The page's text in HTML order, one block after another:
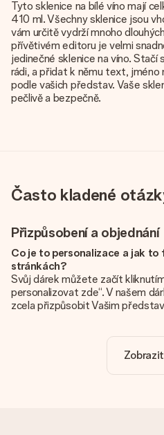
Tyto sklenice na bílé víno mají
410 ml. Všechny sklenice jsou
vám určitě vydrží mnoho
přívětivém editoru je velmi
jedinečné sklenice na víno.
rádi, a přidat k němu text,
podle vašich představ. Vaše
pečlivě a bezpečně.
Často kladené
Přizpůsobení a objednání
Co je to personalizace a jak to
stránkách?
Svůj dárek můžete začít
personalizovat zde“. V našem
zcela přizpůsobit Vašim
Je personalizace zahrnuta v